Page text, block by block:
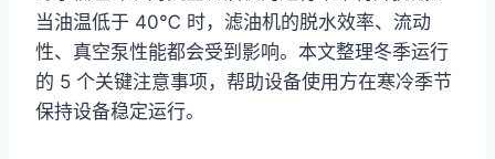
当油温低于 40℃ 时，滤油机的脱水效率、流动
性、真空泵性能都会受到影响。本文整理冬季运行
的 5 个关键注意事项，帮助设备使用方在寒冷季节
保持设备稳定运行。